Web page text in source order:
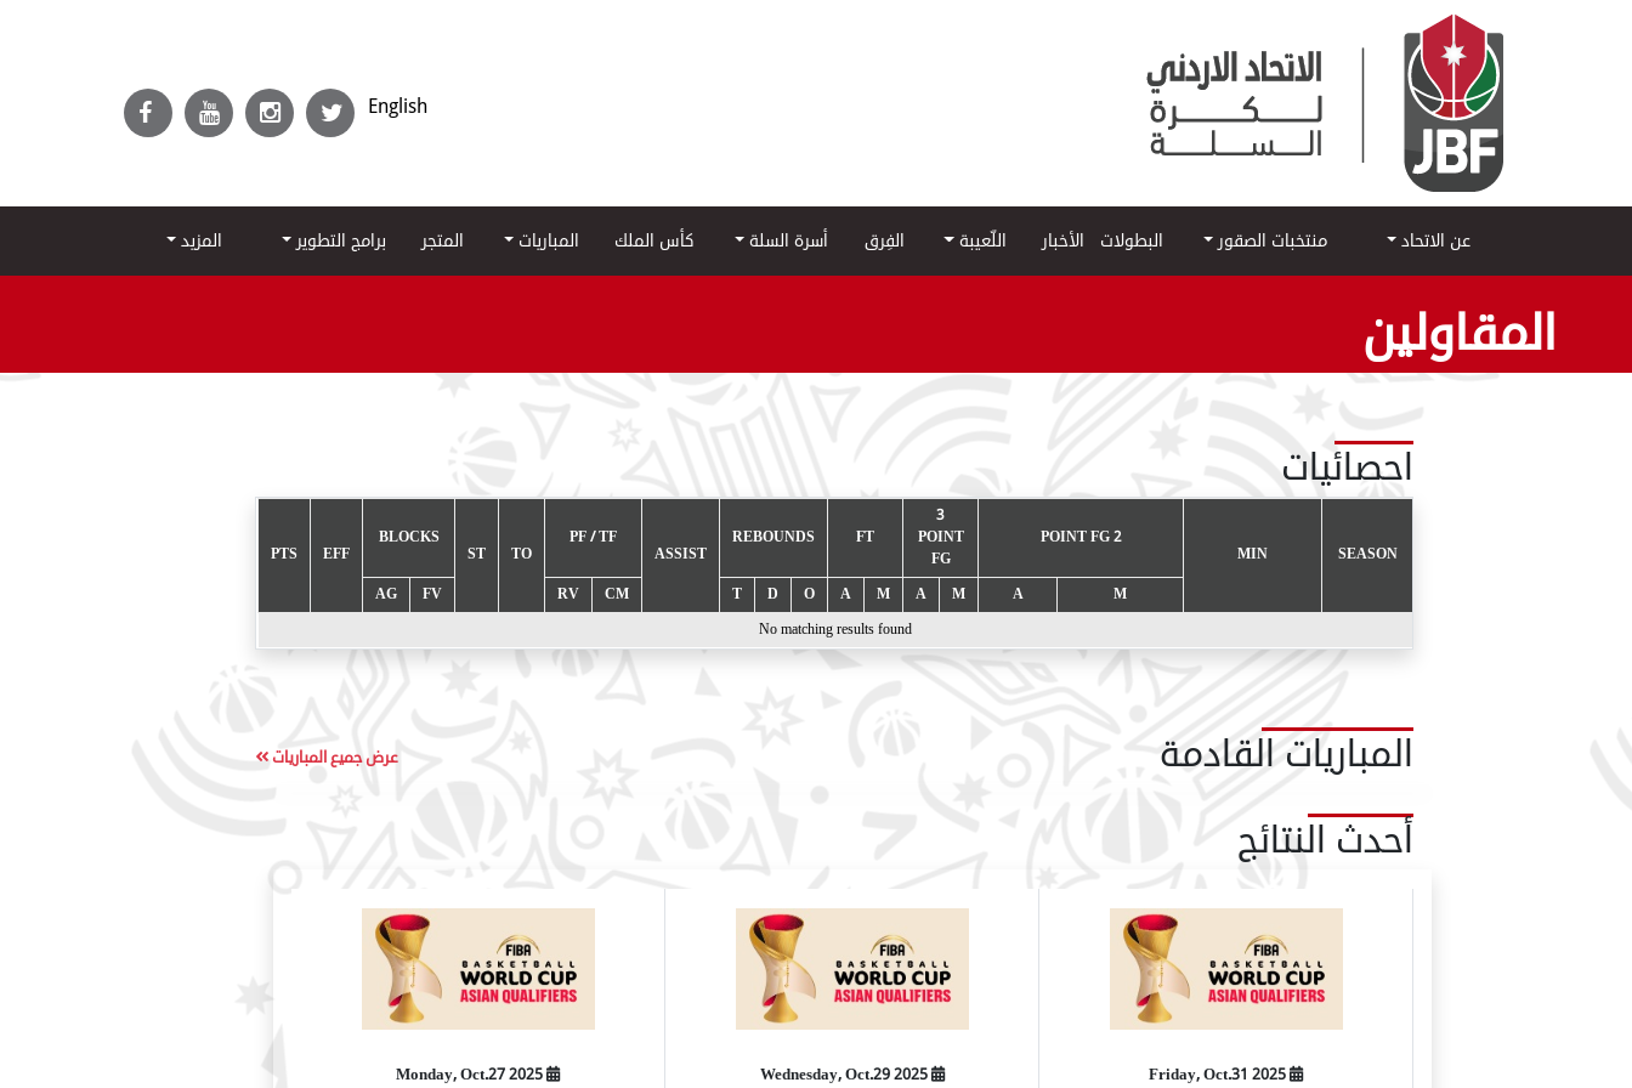
English
عن الاتحاد منتخبات الصقور البطولات الأخبار اللّعيبة الفِرق أسرة السلة كأس الملك المباريات المتجر برامج التطوير المزيد
المقاولين
احصائيات
SEASON
MIN
2 POINT FG
3
POINT
FG
FT
REBOUNDS
ASSIST
PF / TF
TO
ST
BLOCKS
EFF
PTS
M
A
M
A
M
A
O
D
T
CM
RV
FV
AG
No matching results found
المباريات القادمة عرض جميع المباريات
أحدث النتائج
2025 Friday, Oct.31
2025 Wednesday, Oct.29
2025 Monday, Oct.27